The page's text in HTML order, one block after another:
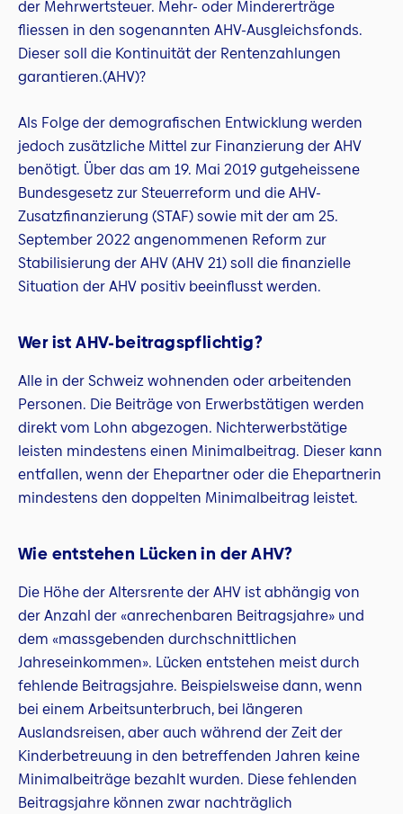
der Mehrwertsteuer. Mehr- oder Mindererträge
fliessen in den sogenannten AHV-Ausgleichsfonds.
Dieser soll die Kontinuität der Rentenzahlungen
garantieren.(AHV)?
Als Folge der demografischen Entwicklung werden
jedoch zusätzliche Mittel zur Finanzierung der AHV
benötigt. Über das am 19. Mai 2019 gutgeheissene
Bundesgesetz zur Steuerreform und die AHV-
Zusatzfinanzierung (STAF) sowie mit der am 25.
September 2022 angenommenen Reform zur
Stabilisierung der AHV (AHV 21) soll die finanzielle
Situation der AHV positiv beeinflusst werden.
Wer ist AHV-beitragspflichtig?
Alle in der Schweiz wohnenden oder arbeitenden
Personen. Die Beiträge von Erwerbstätigen werden
direkt vom Lohn abgezogen. Nichterwerbstätige
leisten mindestens einen Minimalbeitrag. Dieser kann
entfallen, wenn der Ehepartner oder die Ehepartnerin
mindestens den doppelten Minimalbeitrag leistet.
Wie entstehen Lücken in der AHV?
Die Höhe der Altersrente der AHV ist abhängig von
der Anzahl der «anrechenbaren Beitragsjahre» und
dem «massgebenden durchschnittlichen
Jahreseinkommen». Lücken entstehen meist durch
fehlende Beitragsjahre. Beispielsweise dann, wenn
bei einem Arbeitsunterbruch, bei längeren
Auslandsreisen, aber auch während der Zeit der
Kinderbetreuung in den betreffenden Jahren keine
Minimalbeiträge bezahlt wurden. Diese fehlenden
Beitragsjahre können zwar nachträglich